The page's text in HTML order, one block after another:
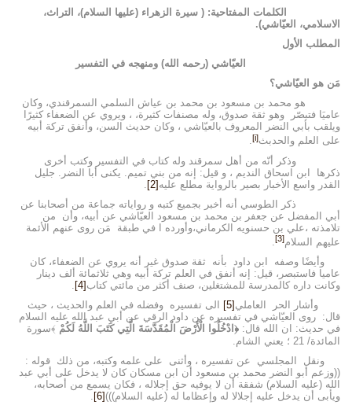
الكلمات المفتاحية: ( سيرة الزهراء (عليها السلام)، التراث،
الاسلامي، العيّاشي).
المطلب الأول
العيّاشي (رحمه الله) ومنهجه في التفسير
مَن هو العيّاشي؟
هو محمد بن مسعود بن محمد بن عياش السلمي السمرقندي، وكان
عاميَا فتبصّر وهو ثقة صدوق، وله مصنفات كثيرة، ، ويروي عن الضعفاء كثيرًا
ويلقب بأبي النضر المعروف بالعيّاشي ، وكان حديث السن، وأنفق تركة أبيه
على العلم والحدبث[i]
.
وذكر أنّه من أهل سمرقند وله كتاب في التفسير وكتب أخرى
ذكرها ابن اسحاق النديم ، و قيل: إنه من بني تميم. يكنى أبا النضر. جليل
القدر واسع الأخبار بصير بالرواية مطلع عليه[2]
ذكر الطوسي أنه أخبر بجميع كتبه و رواياته جماعة من أصحابنا عن
أبي المفضل عن جعفر بن محمد بن مسعود العيّاشي عن أبيه، وأن من
تلامذته ،علي بن حسنويه الكرماني،وأورده ا في طبقة مَن روى عنهم الأئمة
عليهم السلام[3]
.
وأيضًا وصفه ابن داود بأنه ثقة صدوق غير أنه يروي عن الضعفاء، كان
عاميا فاستبصر، قيل: إنه أنفق في العلم تركة أبيه وهي ثلاثمائة ألف دينار
وكانت داره كالمدرسة للمشتغلين، صنف أكثر من مائتي كتاب [4]
.
وأشار الحر العاملي [5]
الى تفسيره وفضله في العلم والحديث ، حيث
قال: روى العيّاشي في تفسيره عن داود الرقي عن أبي عبد الله عليه السلام
في حديث: ان الله قال: ﴿ادْخُلُوا الْأَرْضَ الْمُقَدَّسَةَ الَّتِي كَتَبَ اللَّهُ لَكُمْ ﴾سورة
المائدة/ 21 ؛ يعني الشام.
ونقل المجلسي عن تفسيره ، وأثنى على علمه وكتبه، من ذلك قوله :
((وزعم أبو النضر محمد بن مسعود أن ابن مسكان كان لا يدخل على أبي عبد
الله (عليه السلام) شفقة أن لا يوفيه حق إجلاله ، فكان يسمع من أصحابه،
ويأبى أن يدخل عليه إجلالا له وإعظاما له (عليه السلام))) [6]
.